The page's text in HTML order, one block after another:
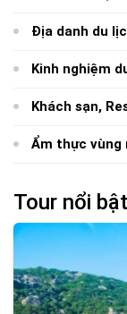
Địa danh du
Kinh nghiệm
Khách sạn,
Ẩm thực vùng
Tour nổi bật